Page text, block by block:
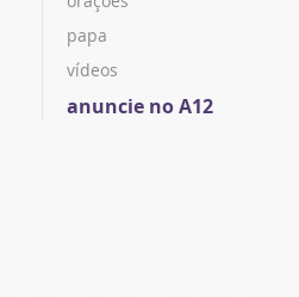
papa
vídeos
anuncie no A12